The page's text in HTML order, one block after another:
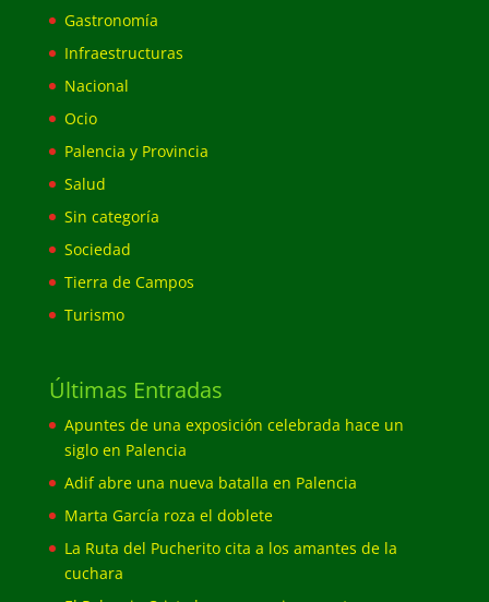
Gastronomía
Infraestructuras
Nacional
Ocio
Palencia y Provincia
Salud
Sin categoría
Sociedad
Tierra de Campos
Turismo
Últimas Entradas
Apuntes de una exposición celebrada hace un
siglo en Palencia
Adif abre una nueva batalla en Palencia
Marta García roza el doblete
La Ruta del Pucherito cita a los amantes de la
cuchara